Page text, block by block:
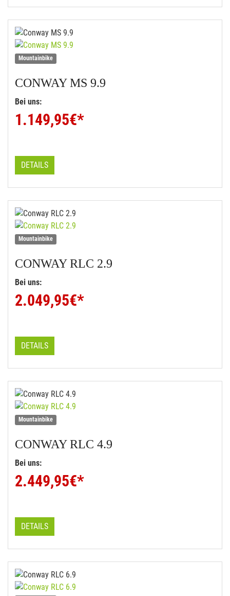
Mountainbike
CONWAYMS 9.9
Bei uns:
1.149,95€*
DETAILS
Mountainbike
CONWAYRLC 2.9
Bei uns:
2.049,95€*
DETAILS
Mountainbike
CONWAYRLC 4.9
Bei uns:
2.449,95€*
DETAILS